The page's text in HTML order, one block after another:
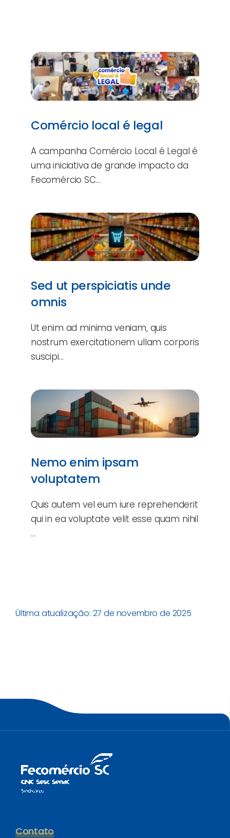
Comércio local é legal
A campanha Comércio Local é Legal é
uma iniciativa de grande impacto da
Fecomércio SC…
Sed ut perspiciatis unde
omnis
Ut enim ad minima veniam, quis
nostrum exercitationem ullam corporis
suscipi…
Nemo enim ipsam
voluptatem
Quis autem vel eum iure reprehenderit
qui in ea voluptate velit esse quam nihil
…
Última atualização: 27 de novembro de 2025
Contato